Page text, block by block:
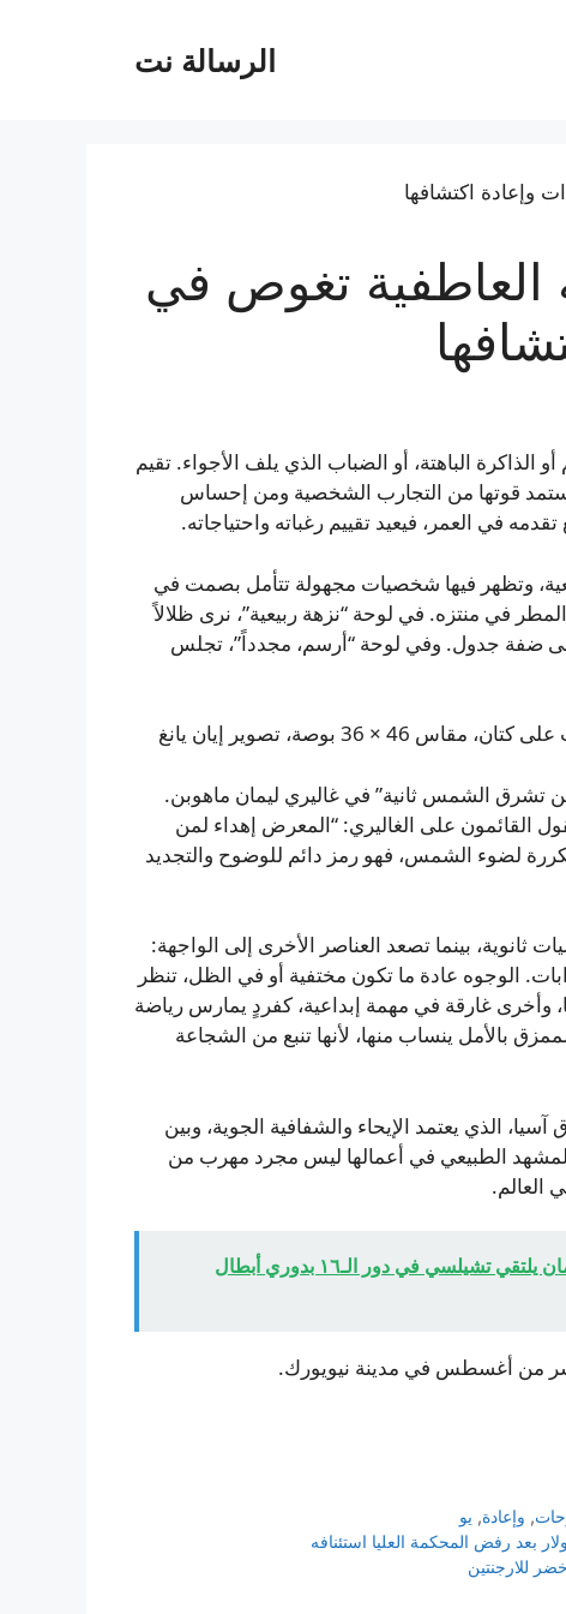
الرسالة نت
العاطفية تغوص في
الباهتة، أو الضباب الذي يلف الأجواء. تقيم
قوتها من التجارب الشخصية ومن إحساس
في العمر، فيعيد تقييم رغباته واحتياجاته.
وتظهر فيها شخصيات مجهولة تتأمل بصمت في
في منتزه. في لوحة “نزهة ربيعية”، نرى ظلالاً
ضفة جدول. وفي لوحة “أرسم، مجدداً”، تجلس
تشرق الشمس ثانية” في غاليري ليمان ماهوبن.
القائمون على الغاليري: “المعرض إهداء لمن
لضوء الشمس، فهو رمز دائم للوضوح والتجديد
ثانوية، بينما تصعد العناصر الأخرى إلى الواجهة:
الوجوه عادة ما تكون مختفية أو في الظل، تنظر
وأخرى غارقة في مهمة إبداعية، كفردٍ يمارس رياضة
بالأمل ينساب منها، لأنها تنبع من الشجاعة
الذي يعتمد الإيحاء والشفافية الجوية، وبين
المشهد الطبيعي في أعمالها ليس مجرد مهرب من
العالم.
مانشستر سيتي يواجه ريال مدريدوباريس سان جيرمان يلتقي تشيلسي في دور الـ١٦ بدوري أبطال
من أغسطس في مدينة نيويورك.
, وإعادة, يو